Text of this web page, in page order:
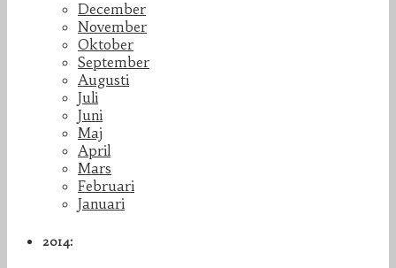
December
November
Oktober
September
Augusti
Juli
Juni
Maj
April
Mars
Februari
Januari
2014: